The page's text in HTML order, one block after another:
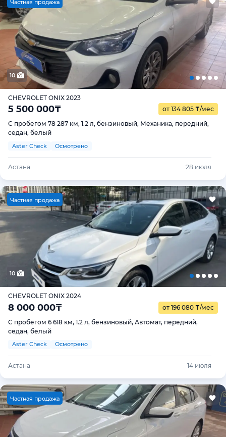
Частная продажа
10
CHEVROLET ONIX 2023
5 500 000₸ от 134 805 ₸/мес
С пробегом 78 287 км, 1.2 л, бензиновый, Механика, передний,
седан, белый
Aster Check Осмотрено
Астана 28 июля
Частная продажа
10
CHEVROLET ONIX 2024
8 000 000₸ от 196 080 ₸/мес
С пробегом 6 618 км, 1.2 л, бензиновый, Автомат, передний,
седан, белый
Aster Check Осмотрено
Астана 14 июля
Частная продажа